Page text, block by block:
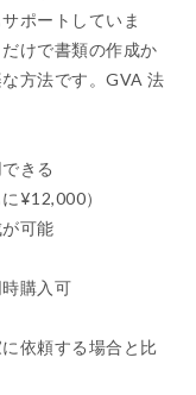
ポートしていま
けで書類の作成か
方法です。GVA 法
きる
¥12,000）
可能
購入可
依頼する場合と比